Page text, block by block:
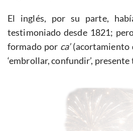
El inglés, por su parte,
testimoniado desde 1821;
formado por ca’(acortamiento
‘embrollar, confundir’,